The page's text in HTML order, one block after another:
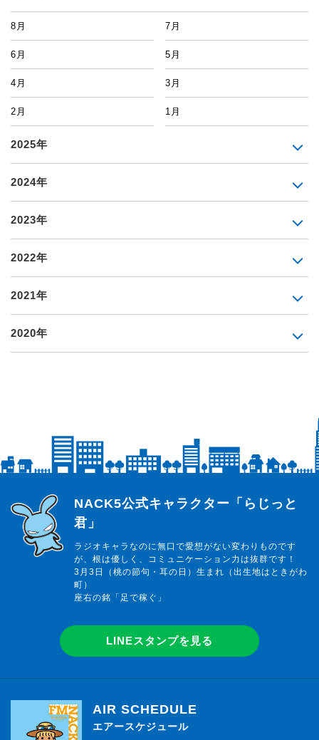
8月 7月
6月 5月
4月 3月
2月 1月
2025年
2024年
2023年
2022年
2021年
2020年
らじっと君
NACK5公式キャラクター「らじっと
君」
ラジオキャラなのに無口で愛想がない変わりものです
が、根は優しく、コミュニケーション力は抜群です！
3月3日（桃の節句・耳の日）生まれ（出生地はときがわ
町）
座右の銘「足で稼ぐ」
LINEスタンプを見る
AIR SCHEDULE
エアースケジュール